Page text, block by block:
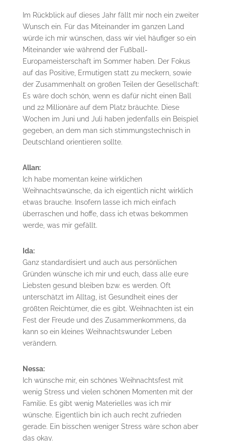
Im Rückblick auf dieses Jahr fällt mir noch ein zweiter
Wunsch ein. Für das Miteinander im ganzen Land
würde ich mir wünschen, dass wir viel häufiger so ein
Miteinander wie während der Fußball-
Europameisterschaft im Sommer haben. Der Fokus
auf das Positive, Ermutigen statt zu meckern, sowie
der Zusammenhalt on großen Teilen der Gesellschaft:
Es wäre doch schön, wenn es dafür nicht einen Ball
und 22 Millionäre auf dem Platz bräuchte. Diese
Wochen im Juni und Juli haben jedenfalls ein Beispiel
gegeben, an dem man sich stimmungstechnisch in
Deutschland orientieren sollte.
Allan:
Ich habe momentan keine wirklichen
Weihnachtswünsche, da ich eigentlich nicht wirklich
etwas brauche. Insofern lasse ich mich einfach
überraschen und hoffe, dass ich etwas bekommen
werde, was mir gefällt.
Ida:
Ganz standardisiert und auch aus persönlichen
Gründen wünsche ich mir und euch, dass alle eure
Liebsten gesund bleiben bzw. es werden. Oft
unterschätzt im Alltag, ist Gesundheit eines der
größten Reichtümer, die es gibt. Weihnachten ist ein
Fest der Freude und des Zusammenkommens, da
kann so ein kleines Weihnachtswunder Leben
verändern.
Nessa:
Ich wünsche mir, ein schönes Weihnachtsfest mit
wenig Stress und vielen schönen Momenten mit der
Familie. Es gibt wenig Materielles was ich mir
wünsche. Eigentlich bin ich auch recht zufrieden
gerade. Ein bisschen weniger Stress wäre schon aber
das okay.